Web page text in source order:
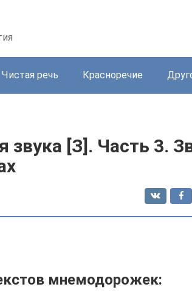
Чистая речь Красноречие
звука [З]. Часть 3.
мнемодорожек: